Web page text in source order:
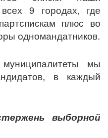
9 городах, где
плюс во
одномандатников.
мы
в каждый
выборной